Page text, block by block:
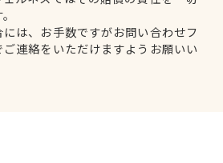
は、お手数ですがお問い合わせフ
連絡をいただけますようお願いい